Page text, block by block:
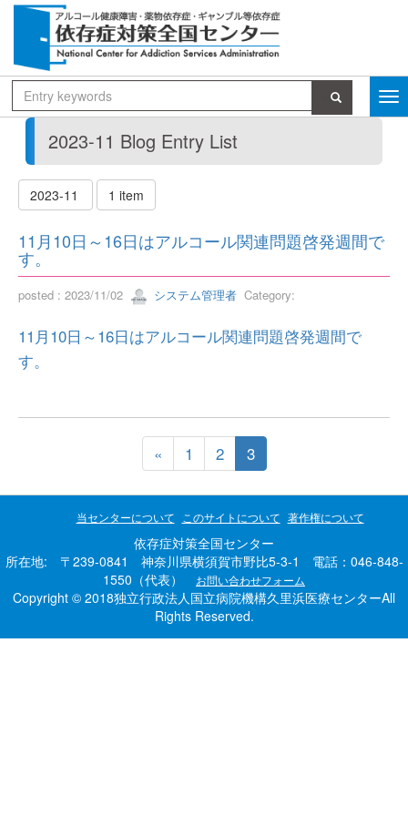
2023-11 Blog Entry List
2023-11 1 item
11月10日～16日はアルコール関連問題啓発週間で
す。
posted : 2023/11/02 システム管理者 Category:
11月10日～16日はアルコール関連問題啓発週間で
す。
« 1 2 3
当センターについて このサイトについて 著作権について
依存症対策全国センター
所在地: 〒239-0841 神奈川県横須賀市野比5-3-1 電話：046-848-
1550（代表）
お問い合わせフォーム
Copyright © 2018独立行政法人国立病院機構久里浜医療センターAll
Rights Reserved.